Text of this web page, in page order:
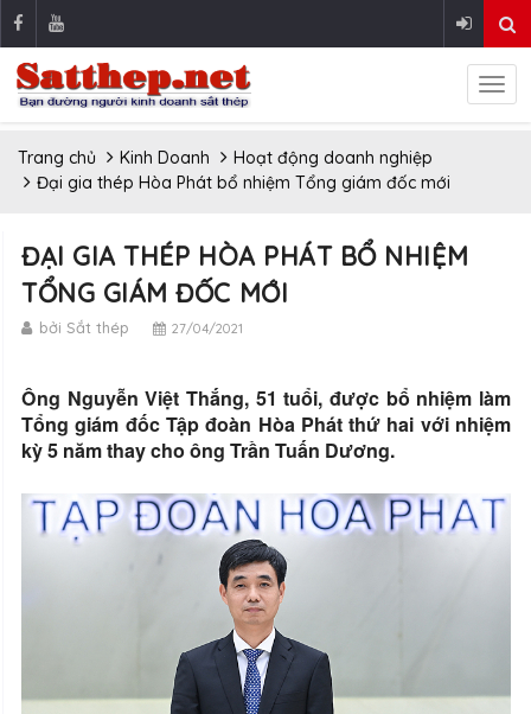
Trang chủ Kinh Doanh
Hoạt động doanh nghiệp
Đại gia thép Hòa Phát bổ nhiệm Tổng giám đốc mới
ĐẠI GIA THÉP HÒA PHÁT BỔ NHIỆM
TỔNG GIÁM ĐỐC MỚI
bởi Sắt thép 27/04/2021
Ông Nguyễn Việt Thắng, 51 tuổi, được bổ nhiệm làm
Tổng giám đốc Tập đoàn Hòa Phát thứ hai với nhiệm
kỳ 5 năm thay cho ông Trần Tuấn Dương.